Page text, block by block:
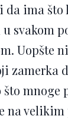
da ima
svakom
Uopšte
zamerka
mnoge
na